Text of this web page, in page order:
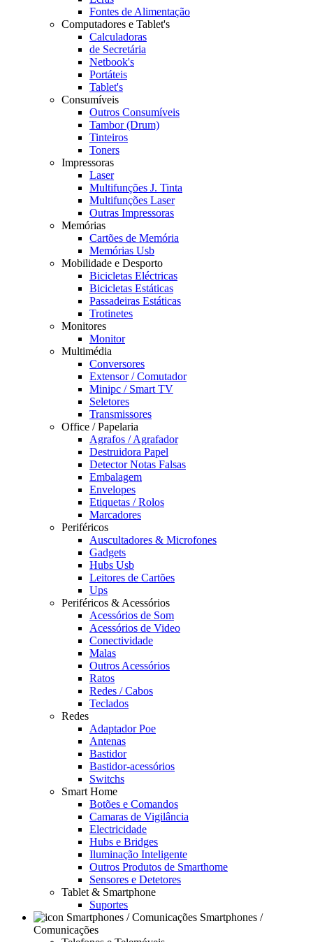
Fontes de Alimentação
Computadores e Tablet's
Calculadoras
de Secretária
Netbook's
Portáteis
Tablet's
Consumíveis
Outros Consumíveis
Tambor (Drum)
Tinteiros
Toners
Impressoras
Laser
Multifunções J. Tinta
Multifunções Laser
Outras Impressoras
Memórias
Cartões de Memória
Memórias Usb
Mobilidade e Desporto
Bicicletas Eléctricas
Bicicletas Estáticas
Passadeiras Estáticas
Trotinetes
Monitores
Monitor
Multimédia
Conversores
Extensor / Comutador
Minipc / Smart TV
Seletores
Transmissores
Office / Papelaria
Agrafos / Agrafador
Destruidora Papel
Detector Notas Falsas
Embalagem
Envelopes
Etiquetas / Rolos
Marcadores
Periféricos
Auscultadores & Microfones
Gadgets
Hubs Usb
Leitores de Cartões
Ups
Periféricos & Acessórios
Acessórios de Som
Acessórios de Video
Conectividade
Malas
Outros Acessórios
Ratos
Redes / Cabos
Teclados
Redes
Adaptador Poe
Antenas
Bastidor
Bastidor-acessórios
Switchs
Smart Home
Botões e Comandos
Camaras de Vigilância
Electricidade
Hubs e Bridges
Iluminação Inteligente
Outros Produtos de Smarthome
Sensores e Detetores
Tablet & Smartphone
Suportes
Smartphones /
Comunicações